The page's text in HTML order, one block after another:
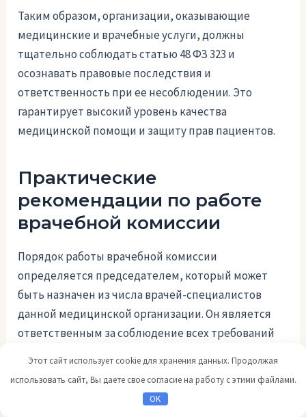
Таким образом, организации, оказывающие
медицинские и врачебные услуги, должны
тщательно соблюдать статью 48 ФЗ 323 и
осознавать правовые последствия и
ответственность при ее несоблюдении. Это
гарантирует высокий уровень качества
медицинской помощи и защиту прав пациентов.
Практические
рекомендации по работе
врачебной комиссии
Порядок работы врачебной комиссии
определяется председателем, который может
быть назначен из числа врачей-специалистов
данной медицинской организации. Он является
ответственным за соблюдение всех требований
Врачебная комиссия может проводить
Этот сайт использует cookie для хранения данных. Продолжая
использовать сайт, Вы даете свое согласие на работу с этими файлами.
OK